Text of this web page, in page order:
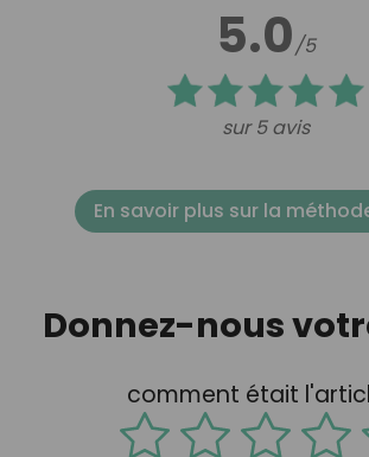
5.0/5
sur 5 avis
En savoir plus sur la
Donnez-nous
comment était